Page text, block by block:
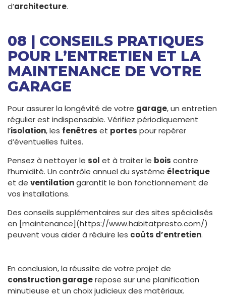
d’architecture.
08 | CONSEILS PRATIQUES
POUR L’ENTRETIEN ET LA
MAINTENANCE DE VOTRE
GARAGE
Pour assurer la longévité de votre garage, un entretien
régulier est indispensable. Vérifiez périodiquement
l’isolation, les fenêtres et portes pour repérer
d’éventuelles fuites.
Pensez à nettoyer le sol et à traiter le bois contre
l’humidité. Un contrôle annuel du système électrique
et de ventilationgarantit le bon fonctionnement de
vos installations.
Des conseils supplémentaires sur des sites spécialisés
en [maintenance](https://www.habitatpresto.com/)
peuvent vous aider à réduire les coûts d’entretien.
En conclusion, la réussite de votre projet de
construction garagerepose sur une planification
minutieuse et un choix judicieux des matériaux.